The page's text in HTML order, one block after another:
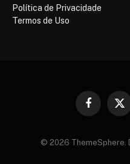
Política de Privacidade
Termos de Uso
Facebook
X
© 2026 ThemeSphere.